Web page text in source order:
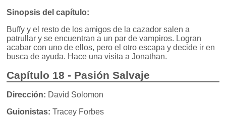
Sinopsis del capítulo:
Buffy y el resto de los amigos de la cazador salen a
patrullar y se encuentran a un par de vampiros. Logran
acabar con uno de ellos, pero el otro escapa y decide ir en
busca de ayuda. Hace una visita a Jonathan.
Capítulo 18 - Pasión Salvaje
Dirección: David Solomon
Guionistas: Tracey Forbes